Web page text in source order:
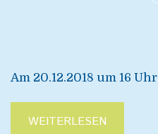
Am 20.12.2018 um 16 Uhr
WEITERLESEN